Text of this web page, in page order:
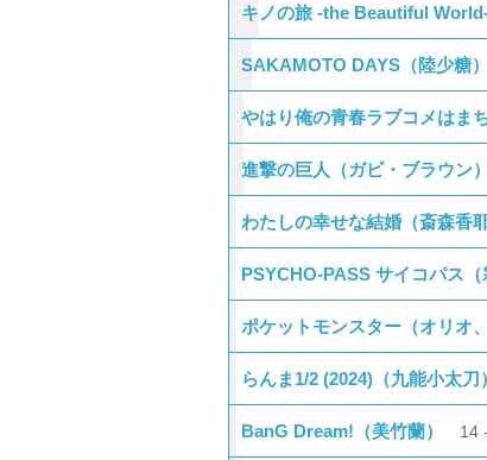
キノの旅 -the Beautiful
SAKAMOTO DAYS（陸少糖）
やはり俺の青春ラブコメはま
進撃の巨人（ガビ・ブラウン）
わたしの幸せな結婚（斎森香耶
PSYCHO-PASS サイコパス（
ポケットモンスター（オリオ
らんま1/2 (2024)（九能小太刀）
BanG Dream!（美竹蘭） 14